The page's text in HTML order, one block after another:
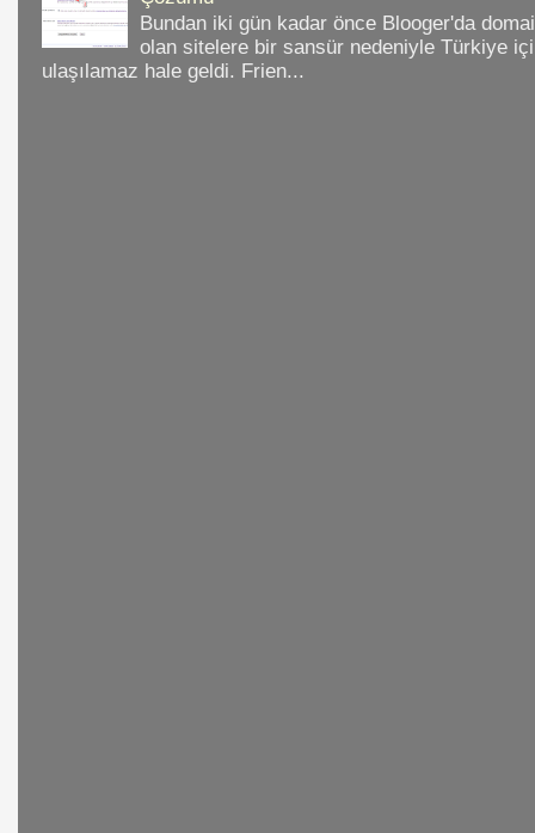
Bundan iki gün kadar önce Blooger'da
olan sitelere bir sansür nedeniyle Türkiye
ulaşılamaz hale geldi. Frien...